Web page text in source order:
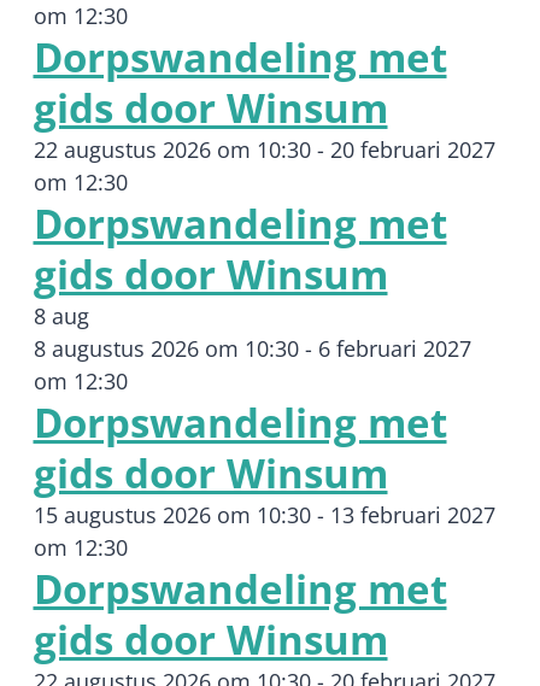
om 12:30
Dorpswandeling met
gids door Winsum
22 augustus 2026 om 10:30- 20 februari 2027
om 12:30
Dorpswandeling met
gids door Winsum
8 aug
8 augustus 2026 om 10:30- 6 februari 2027
om 12:30
Dorpswandeling met
gids door Winsum
15 augustus 2026 om 10:30- 13 februari 2027
om 12:30
Dorpswandeling met
gids door Winsum